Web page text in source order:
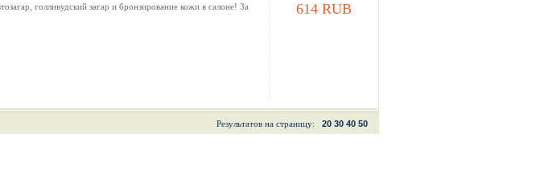
голливудский загар и бронзирование кожи в салоне! За
614 RUB
Результатов на страницу: 20 30 40 50